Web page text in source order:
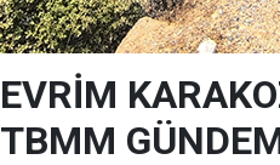
EVRİM
TBMM